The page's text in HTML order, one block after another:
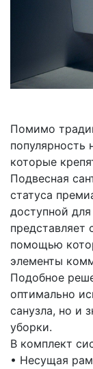
Помимо
популярность
которые
Подвесная
статуса
доступной
помощью
элементы
Подобное
оптимально
санузла, но и
уборки.
В комплект
• Несущая